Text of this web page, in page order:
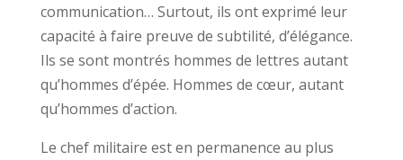
communication… Surtout, ils ont exprimé leur
capacité à faire preuve de subtilité, d’élégance.
Ils se sont montrés hommes de lettres autant
qu’hommes d’épée. Hommes de cœur, autant
qu’hommes d’action.
Le chef militaire est en permanence au plus